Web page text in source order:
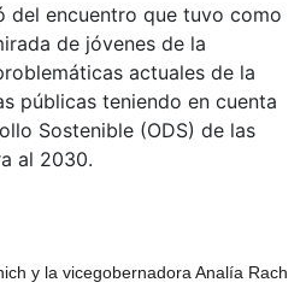
del encuentro que tuvo como
de jóvenes de la
actuales de la
públicas teniendo en cuenta
Sostenible (ODS) de las
al 2030.
y la vicegobernadora Analía Rach